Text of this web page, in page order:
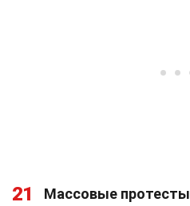
21 Массовые протесты